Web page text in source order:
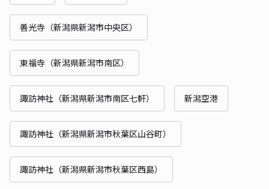
善光寺（新潟県新潟市中央区）
東福寺（新潟県新潟市南区）
諏訪神社（新潟県新潟市南区七軒） 新潟空港
諏訪神社（新潟県新潟市秋葉区山谷町）
諏訪神社（新潟県新潟市秋葉区西島）